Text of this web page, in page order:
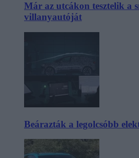
Már az utcákon tesztelik a
villanyautóját
Beárazták a legolcsóbb